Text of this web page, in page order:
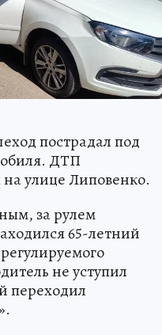
пострадал под
ДТП
улице Липовенко.
за рулем
65-летний
не уступил
переходил